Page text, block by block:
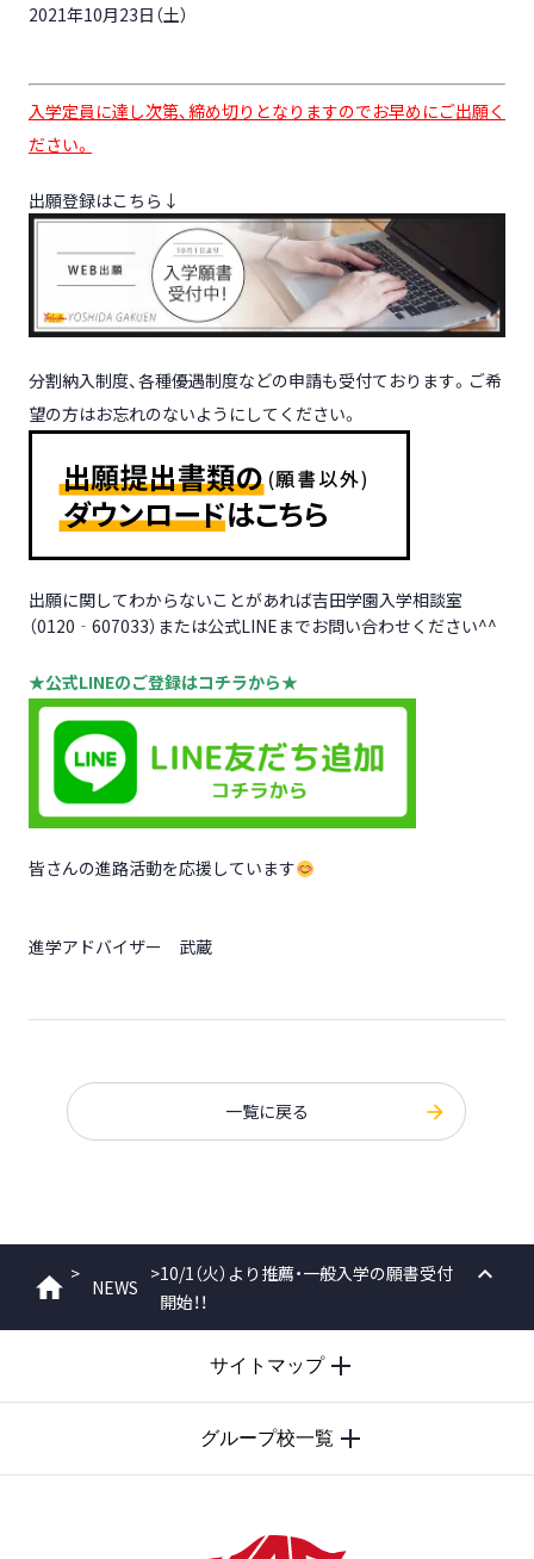
2021年10月23日（土）
入学定員に達し次第、締め切りとなりますのでお早めにご出願く
ださい。
出願登録はこちら↓
分割納入制度、各種優遇制度などの申請も受付ております。ご希
望の方はお忘れのないようにしてください。
出願に関してわからないことがあれば吉田学園入学相談室
（0120‐607033）または公式LINEまでお問い合わせください^^
★公式LINEのご登録はコチラから★
皆さんの進路活動を応援しています
進学アドバイザー 武蔵
一覧に戻る
ホーム
>
NEWS
>10/1（火）より推薦・一般入学の願書受付
開始！！
サイトマップ
グループ校一覧